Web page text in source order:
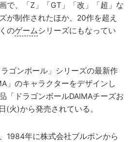
で、「Z」「GT」「改」「超」な
が制作されたほか、20作を超え
のゲームシリーズにもなってい
ゴンボール」シリーズの最新作
」のキャラクターをデザインし
「ドラゴンボールDAIMAチーズお
(火)から発売されている。
1984年に株式会社ブルボンから